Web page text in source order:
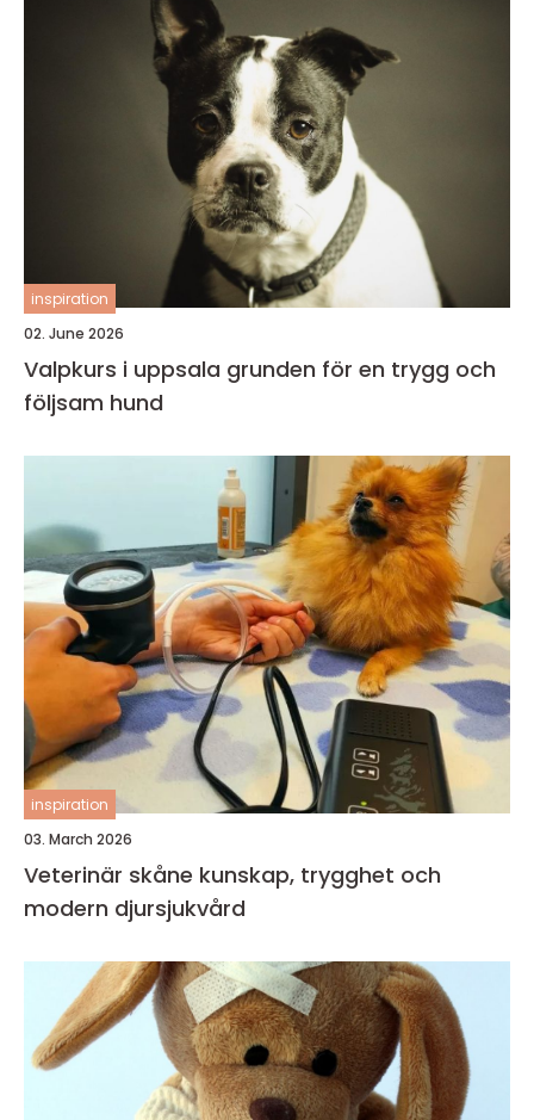
inspiration
02. June 2026
Valpkurs i uppsala grunden för en trygg och
följsam hund
inspiration
03. March 2026
Veterinär skåne kunskap, trygghet och
modern djursjukvård